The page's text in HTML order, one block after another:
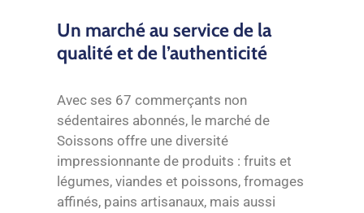
Un marché au service de la
qualité et de l’authenticité
Avec ses 67 commerçants non
sédentaires abonnés, le marché de
Soissons offre une diversité
impressionnante de produits : fruits et
légumes, viandes et poissons, fromages
affinés, pains artisanaux, mais aussi